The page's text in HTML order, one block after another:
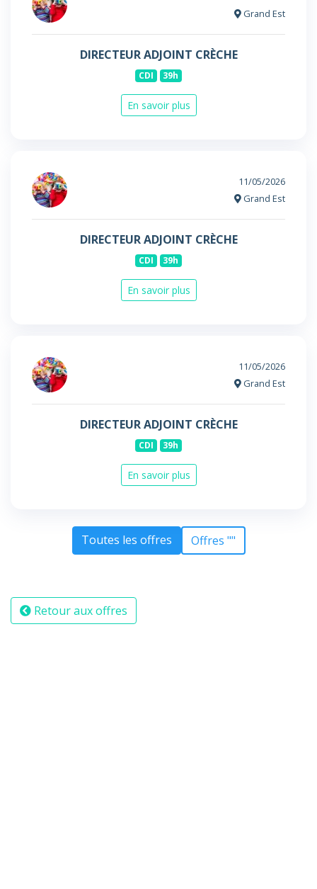
Grand Est
DIRECTEUR ADJOINT CRÈCHE
CDI 39h
En savoir plus
11/05/2026
Grand Est
DIRECTEUR ADJOINT CRÈCHE
CDI 39h
En savoir plus
11/05/2026
Grand Est
DIRECTEUR ADJOINT CRÈCHE
CDI 39h
En savoir plus
Toutes les offres Offres ""
Retour aux offres